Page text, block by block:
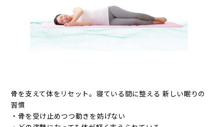
骨を支えて体をリセット。寝ている間に整える 新しい眠りの
習慣
・骨を受け止めつつ動きを妨げない